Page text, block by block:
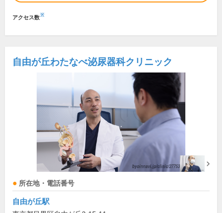
アクセス数※
自由が丘わたなべ泌尿器科クリニック
所在地・電話番号
自由が丘駅